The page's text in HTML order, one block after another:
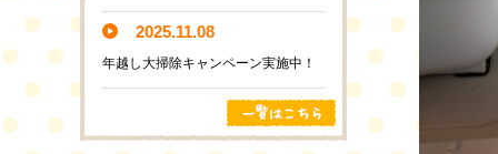
2025.11.08
年越し大掃除キャンペーン実施中！